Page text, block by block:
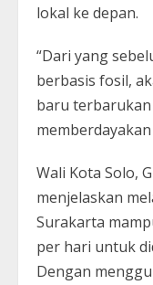
lokal ke depan.
“Dari yang
berbasis fosil,
baru
Wali Kota Solo,
menjelaskan
Surakarta
per hari untuk
Dengan